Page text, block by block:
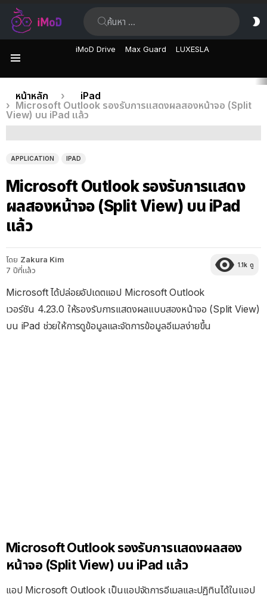
iMoD Drive Max Guard LUXESLA
เรื่อง
ล่าสุด
คุณอยู่ที่นี่:
หน้าหลัก
iPad
Microsoft Outlook รองรับการแสดงผลสองหน้าจอ (Split
View) บน iPad แล้ว
APPLICATION IPAD
Microsoft Outlook รองรับการแสดง
ผลสองหน้าจอ (Split View) บน iPad
แล้ว
โดย Zakura Kim
7 ปีที่แล้ว
1.1k ดู
Microsoft ได้ปล่อยอัปเดตแอป Microsoft Outlook
เวอร์ชัน 4.23.0 ให้รองรับการแสดงผลแบบสองหน้าจอ (Split View)
บน iPad ช่วยให้การดูข้อมูลและจัดการข้อมูลอีเมลง่ายขึ้น
Microsoft Outlook รองรับการแสดงผลสอง
หน้าจอ (Split View) บน iPad แล้ว
แอป Microsoft Outlook เป็นแอปจัดการอีเมลและปฏิทินได้ในแอป